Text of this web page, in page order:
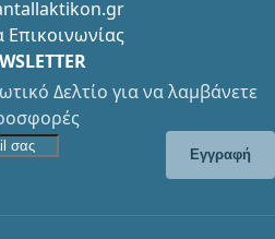
Δελτίο για να λαμβάνετε
Εγγραφή